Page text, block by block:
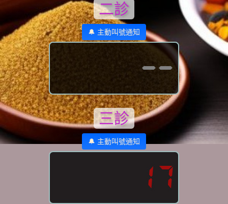
二診
🔔 主動叫號通知
--
三診
🔔 主動叫號通知
17